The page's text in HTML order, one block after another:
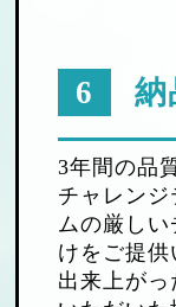
6 納
3年間の品
チャレン
ムの厳し
けをご提供
出来上が